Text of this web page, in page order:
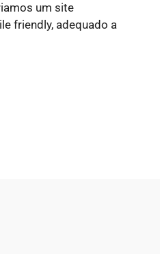
um site
friendly, adequado a